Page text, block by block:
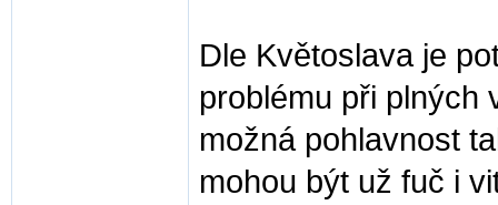
Dle Květoslava je
problému při plných
možná pohlavnost
mohou být už fuč i